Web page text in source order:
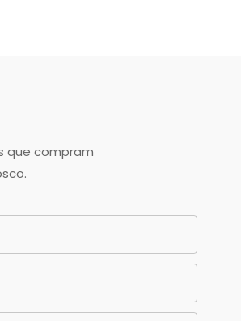
que compram